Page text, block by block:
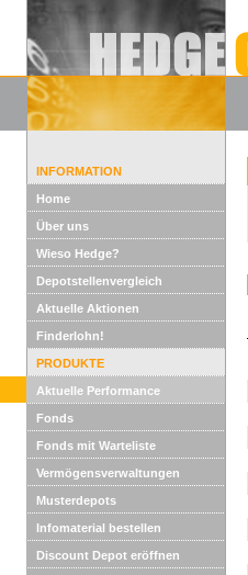
INFORMATION
Home
Über uns
Wieso Hedge?
Depotstellenvergleich
Aktuelle Aktionen
Finderlohn!
PRODUKTE
Aktuelle Performance
Fonds
Fonds mit Warteliste
Vermögensverwaltungen
Musterdepots
Infomaterial bestellen
Discount Depot eröffnen